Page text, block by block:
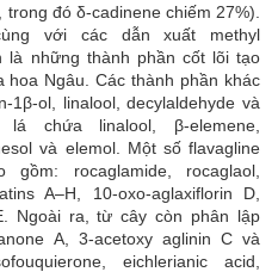
đó δ-cadinene chiếm 27%).
với các dẫn xuất methyl
là những thành phần cốt lõi tạo
Ngâu. Các thành phần khác
1β-ol, linalool, decylaldehyde và
chứa linalool, β-elemene,
và elemol. Một số flavagline
rocaglamide, rocaglaol,
A–H, 10-oxo-aglaxiflorin D,
Ngoài ra, từ cây còn phân lập
A, 3-acetoxy aglinin C và
eichlerianic acid,